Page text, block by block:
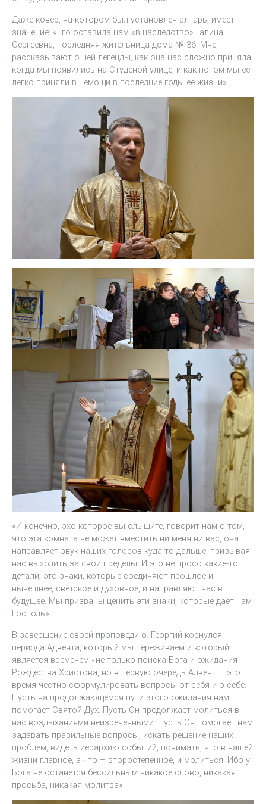
Даже ковер, на котором был установлен алтарь, имеет
значение: «Его оставила нам «в наследство» Галина
Сергеевна, последняя жительница дома № 36. Мне
рассказывают о ней легенды, как она нас сложно приняла,
когда мы появились на Студеной улице, и как потом мы ее
легко приняли в немощи в последние годы ее жизни».
«И конечно, эхо которое вы слышите, говорит нам о том,
что эта комната не может вместить ни меня ни вас, она
направляет звук наших голосов куда-то дальше, призывая
нас выходить за свои пределы. И это не просо какие-то
детали, это знаки, которые соединяют прошлое и
нынешнее, светское и духовное, и направляют нас в
будущее. Мы призваны ценить эти знаки, которые дает нам
Господь».
В завершение своей проповеди о. Георгий коснулся
периода Адвента, который мы переживаем и который
является временем «не только поиска Бога и ожидания
Рождества Христова, но в первую очередь Адвент – это
время честно сформулировать вопросы от себя и о себе.
Пусть на продолжающемся пути этого ожидания нам
помогает Святой Дух. Пусть Он продолжает молиться в
нас воздыханиями неизреченными. Пусть Он помогает нам
задавать правильные вопросы, искать решение наших
проблем, видеть иерархию событий, понимать, что в нашей
жизни главное, а что – второстепенное, и молиться. Ибо у
Бога не останется бессильным никакое слово, никакая
просьба, никакая молитва».